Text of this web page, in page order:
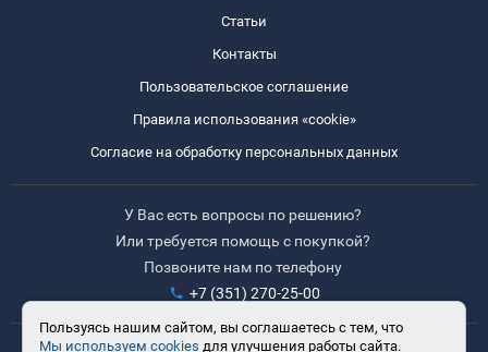
Статьи
Контакты
Пользовательское соглашение
Правила использования «cookie»
Согласие на обработку персональных данных
У Вас есть вопросы по решению?
Или требуется помощь с покупкой?
Позвоните нам по телефону
+7 (351) 270-25-00
Пользуясь нашим сайтом, вы соглашаетесь с тем, что
Мы используем cookies для улучшения работы сайта.